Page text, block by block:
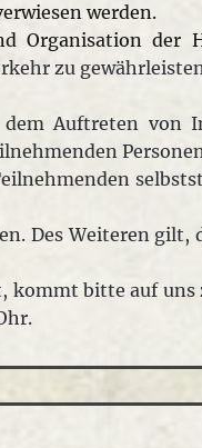
werden.
Organisation der
zu
Auftreten von
Des Weiteren gilt,
bitte auf uns